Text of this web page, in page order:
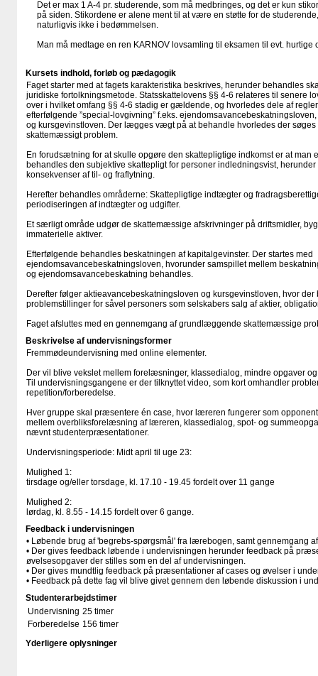
Det er max 1 A-4 pr. studerende, som må medbringes, og det er kun
på siden. Stikordene er alene ment til at være en støtte for de
naturligvis ikke i bedømmelsen.
Man må medtage en ren KARNOV lovsamling til eksamen til evt. hurtige
Kursets indhold, forløb og pædagogik
Faget starter med at fagets karakteristika beskrives, herunder behandles
juridiske fortolkningsmetode. Statsskattelovens §§ 4-6 relateres til senere
over i hvilket omfang §§ 4-6 stadig er gældende, og hvorledes dele af
efterfølgende ”special-lovgivning” f.eks.
og kursgevinstloven. Der lægges vægt på at behandle hvorledes der søges
skattemæssigt problem.
En forudsætning for at skulle opgøre den skattepligtige indkomst er at man
behandles den subjektive skattepligt for personer indledningsvist,
konsekvenser af til- og fraflytning.
Herefter behandles områderne: Skattepligtige indtægter og
periodiseringen af indtægter og udgifter.
Et særligt område udgør de skattemæssige afskrivninger på driftsmidler,
immaterielle aktiver.
Efterfølgende behandles beskatningen af kapitalgevinster. Der startes med
ejendomsavancebeskatningsloven, hvorunder samspillet mellem
og ejendomsavancebeskatning behandles.
Derefter følger aktieavancebeskatningsloven og kursgevinstloven, hvor
problemstillinger for såvel personers som selskabers salg af aktier,
Faget afsluttes med en gennemgang af grundlæggende skattemæssige
Beskrivelse af undervisningsformer
Fremmødeundervisning med online elementer.
Der vil blive vekslet mellem forelæsninger, klassedialog, mindre opgaver
Til undervisningsgangene er der tilknyttet video, som kort omhandler
repetition/forberedelse.
Hver gruppe skal præsentere én case, hvor læreren fungerer som
mellem overbliksforelæsning af læreren, klassedialog, spot- og
nævnt studenterpræsentationer.
Undervisningsperiode: Midt april til uge 23:
Mulighed 1:
tirsdage og/eller torsdage, kl. 17.10 - 19.45 fordelt over 11 gange
Mulighed 2:
lørdag, kl. 8.55 - 14.15 fordelt over 6 gange.
Feedback i undervisningen
• Løbende brug af 'begrebs-spørgsmål' fra lærebogen, samt gennemgang
• Der gives feedback løbende i undervisningen herunder feedback på
øvelsesopgaver der stilles som en del af undervisningen.
• Der gives mundtlig feedback på præsentationer af cases og øvelser i
• Feedback på dette fag vil blive givet gennem den løbende diskussion i
Studenterarbejdstimer
Undervisning 25 timer
Forberedelse 156 timer
Yderligere oplysninger